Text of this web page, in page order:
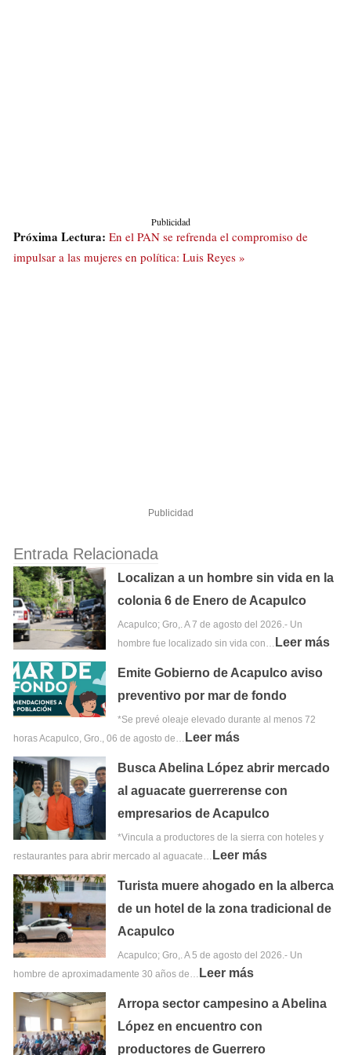
Publicidad
Próxima Lectura: En el PAN se refrenda el compromiso de
impulsar a las mujeres en política: Luis Reyes »
Publicidad
Entrada Relacionada
Localizan a un hombre sin vida en la
colonia 6 de Enero de Acapulco
Acapulco; Gro,. A 7 de agosto del 2026.- Un
hombre fue localizado sin vida con… Leer más
Emite Gobierno de Acapulco aviso
preventivo por mar de fondo
*Se prevé oleaje elevado durante al menos 72
horas Acapulco, Gro., 06 de agosto de… Leer más
Busca Abelina López abrir mercado
al aguacate guerrerense con
empresarios de Acapulco
*Vincula a productores de la sierra con hoteles y
restaurantes para abrir mercado al aguacate… Leer más
Turista muere ahogado en la alberca
de un hotel de la zona tradicional de
Acapulco
Acapulco; Gro,. A 5 de agosto del 2026.- Un
hombre de aproximadamente 30 años de… Leer más
Arropa sector campesino a Abelina
López en encuentro con
productores de Guerrero